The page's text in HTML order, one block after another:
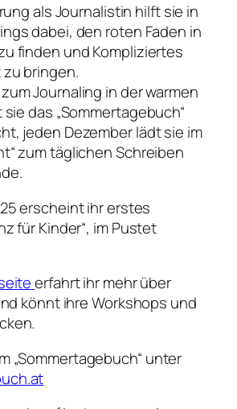
als Journalistin hilft sie in
dabei, den roten Faden in
finden und Kompliziertes
bringen.
Journaling in der warmen
das „Sommertagebuch“
jeden Dezember lädt sie im
zum täglichen Schreiben
erscheint ihr erstes
für Kinder“, im Pustet
erfahrt ihr mehr über
könnt ihre Workshops und
„Sommertagebuch“ unter